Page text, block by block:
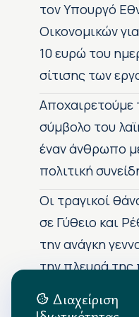
τον Υπουργό
Οικονομικών
10 ευρώ του
σίτισης των
Αποχαιρετούμε
σύμβολο του
έναν άνθρωπο
πολιτική
Οι τραγικοί
σε Γύθειο και
την ανάγκη
την πλευρά της
Διαχείριση